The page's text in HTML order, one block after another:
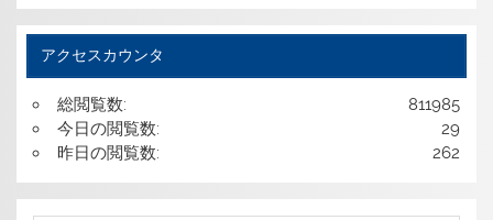
アクセスカウンタ
811985
総閲覧数:
29
今日の閲覧数:
262
昨日の閲覧数: